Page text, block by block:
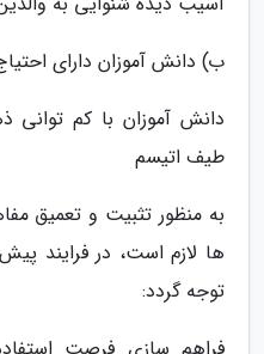
ب) دانش آموزان دارای
دانش آموزان با کم توانی
طیف اتیسم
به منظور تثبیت و تعمیق
ها لازم است، در فرایند
توجه گردد: